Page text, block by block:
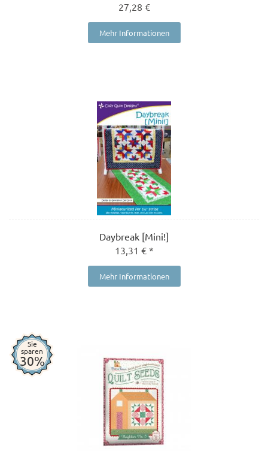
27,28 €
Mehr Informationen
Daybreak [Mini!]
13,31 € *
Mehr Informationen
Sie
sparen
30%